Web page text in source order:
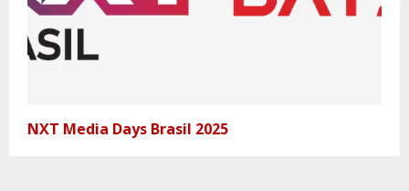
NXT Media Days Brasil 2025